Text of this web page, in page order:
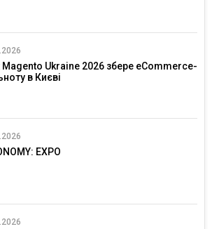
Magento Ukraine 2026 збере eCommerce-
в Києві
EXPO